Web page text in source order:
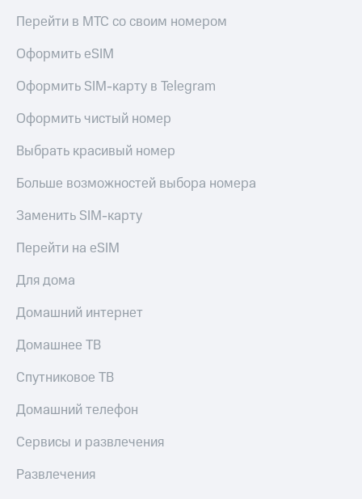
Перейти в МТС со своим номером
Оформить eSIM
Оформить SIM-карту в Telegram
Оформить чистый номер
Выбрать красивый номер
Больше возможностей выбора номера
Заменить SIM-карту
Перейти на eSIM
Для дома
Домашний интернет
Домашнее ТВ
Спутниковое ТВ
Домашний телефон
Сервисы и развлечения
Развлечения